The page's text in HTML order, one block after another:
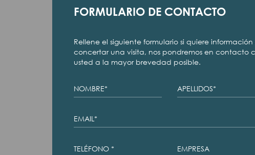
FORMULARIO DE CONTACTO
Rellene el siguiente formulario si quiere información
concertar una visita, nos pondremos en contacto
usted a la mayor brevedad posible.